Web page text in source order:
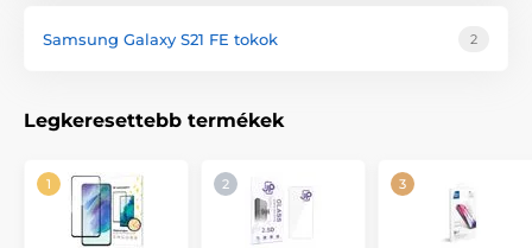
Samsung Galaxy S21 FE tokok 2
Legkeresettebb termékek